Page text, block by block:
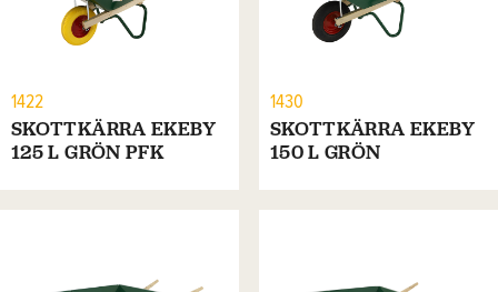
1422
SKOTTKÄRRA EKEBY
125 L GRÖN PFK
1430
SKOTTKÄRRA EKEBY
150 L GRÖN